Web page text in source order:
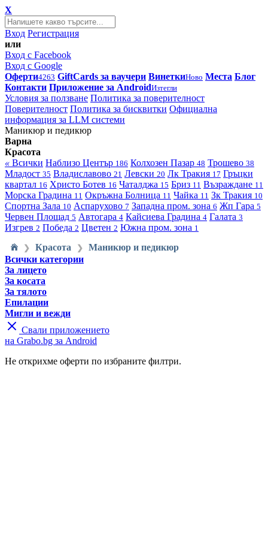
X
Вход Регистрация
или
Вход с Facebook
Вход с Google
Оферти4263 GiftCards за ваучери ВинеткиНово Места Блог
Контакти Приложение за AndroidИзтегли
Условия за ползване Политика за поверителност
Поверителност Политика за бисквитки Официална
информация за LLM системи
Маникюр и педикюр
Варна
Красота
« Всички Наблизо Център 186 Колхозен Пазар 48 Трошево 38
Младост 35 Владиславово 21 Левски 20 Лк Тракия 17 Гръцки
квартал 16 Христо Ботев 16 Чаталджа 15 Бриз 11 Възраждане 11
Морска Градина 11 Окръжна Болница 11 Чайка 11 Зк Тракия 10
Спортна Зала 10 Аспарухово 7 Западна пром. зона 6 Жп Гара 5
Червен Площад 5 Автогара 4 Кайсиева Градина 4 Галата 3
Изгрев 2 Победа 2 Цветен 2 Южна пром. зона 1
❯ Красота ❯
Маникюр и педикюр
Всички категории
За лицето
За косата
За тялото
Епилации
Мигли и вежди
Свали приложението
на Grabo.bg за Android
Не открихме оферти по избраните филтри.